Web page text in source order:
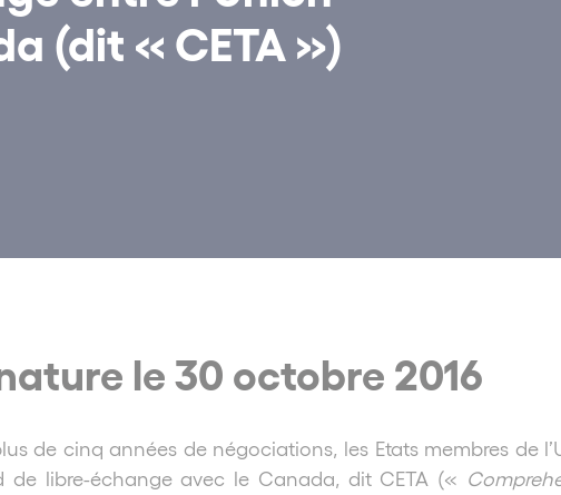
(dit « CETA »)
le 30 octobre 2016
de cinq années de négociations, les Etats membres de
de libre-échange avec le Canada, dit CETA («